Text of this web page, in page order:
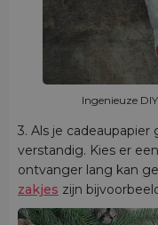
Ingenieuze
3. Als je
verstandig. Kies er
ontvanger lang kan
zakjes zijn